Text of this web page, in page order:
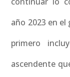
año 2023 en el
primero
ascendente